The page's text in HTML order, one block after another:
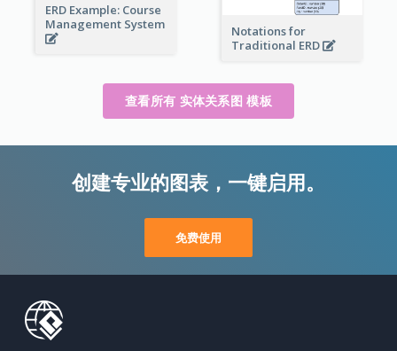
ERD Example: Course
Management System
Notations for
Traditional ERD
查看所有 实体关系图 模板
创建专业的图表，一键启用。
免费使用